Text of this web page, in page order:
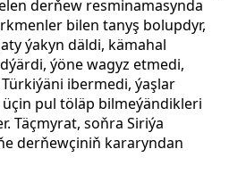
derňew resminamasynda
bilen tanyş bolupdyr,
ýakyn däldi, kämahal
ýöne wagyz etmedi,
ibermedi, ýaşlar
pul töläp bilmeýändikleri
Täçmyrat, soňra Siriýa
derňewçiniň kararyndan